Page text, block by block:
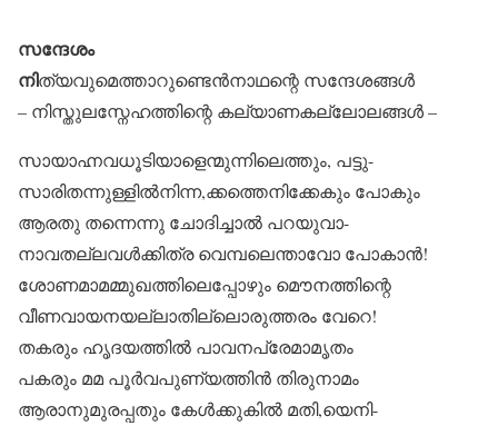
സന്ദേശം
നിത്യവുമെത്താറുണ്ടെൻനാഥന്റെ സന്ദേശങ്ങൾ
– നിസ്തുലസ്നേഹത്തിന്റെ കല്യാണകല്ലോലങ്ങൾ –
സായാഹ്നവധൂടിയാളെന്മുന്നിലെത്തും, പട്ടു-
സാരിതന്നുള്ളിൽനിന്ന,ക്കത്തെനിക്കേകും പോകും
ആരതു തന്നെന്നു ചോദിച്ചാൽ പറയുവാ-
നാവതല്ലവൾക്കിത്ര വെമ്പലെന്താവോ പോകാൻ!
ശോണമാമമ്മുഖത്തിലെപ്പോഴും മൌനത്തിന്റെ
വീണവായനയല്ലാതില്ലൊരുത്തരം വേറെ!
തകരും ഹൃദയത്തിൽ പാവനപ്രേമാമൃതം
പകരും മമ പൂർവപുണ്യത്തിൻ തിരുനാമം
ആരാനുമുരപ്പതും കേൾക്കുകിൽ മതി,യെനി-